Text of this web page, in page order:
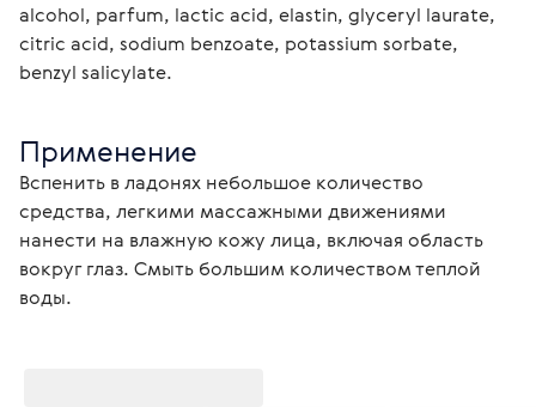
alcohol, parfum, lactic acid, elastin, glyceryl laurate,
citric acid, sodium benzoate, potassium sorbate,
benzyl salicylate.
Применение
Вспенить в ладонях небольшое количество
средства, легкими массажными движениями
нанести на влажную кожу лица, включая область
вокруг глаз. Смыть большим количеством теплой
воды.